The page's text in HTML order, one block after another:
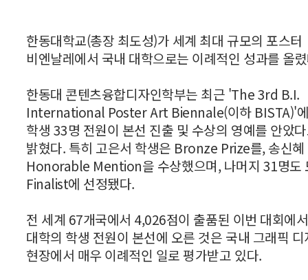
한동대학교(총장 최도성)가 세계 최대 규모의 포스터
비엔날레에서 국내 대학으로는 이례적인 성과를 올
한동대 콘텐츠융합디자인학부는 최근 'The 3rd B.I.
International Poster Art Biennale(이하 BISTA)'
학생 33명 전원이 본선 진출 및 수상의 영예를 안았
밝혔다. 특히 고은서 학생은 Bronze Prize를, 송신혜
Honorable Mention을 수상했으며, 나머지 31명도
Finalist에 선정됐다.
전 세계 67개국에서 4,026점이 출품된 이번 대회에
대학의 학생 전원이 본선에 오른 것은 국내 그래픽
현장에서 매우 이례적인 일로 평가받고 있다.